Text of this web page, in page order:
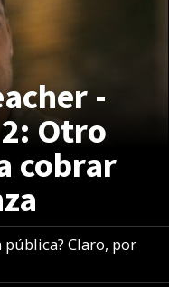
-
Otro
cobrar
pública? Claro, por